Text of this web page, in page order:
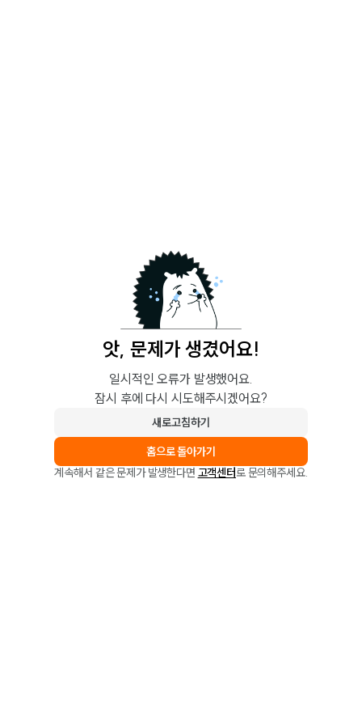
앗, 문제가 생겼어요!
일시적인 오류가 발생했어요.
잠시 후에 다시 시도해주시겠어요?
새로고침하기
홈으로 돌아가기
계속해서 같은 문제가 발생한다면 고객센터로 문의해주세요.